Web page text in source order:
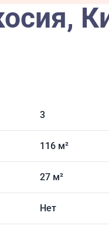
3
116 м²
27 м²
Нет